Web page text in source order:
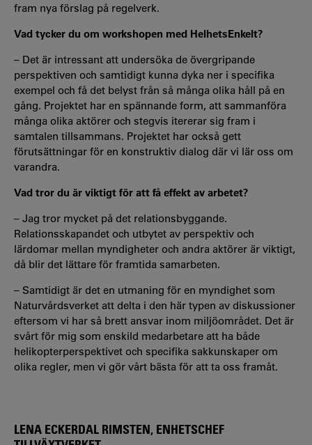
fram nya förslag på regelverk.
Vad tycker du om workshopen med HelhetsEnkelt?
– Det är intressant att undersöka de övergripande
perspektiven och samtidigt kunna dyka ner i specifika
exempel och få det belyst från så många olika håll på en
gång. Projektet har en spännande form, att sammanföra
många olika aktörer och stegvis itererar sig fram i
samtalen tillsammans. Projektet har också gett
förutsättningar för en konstruktiv dialog där vi lär oss om
varandra.
Vad tror du är viktigt för att få effekt av arbetet?
– Jag tror mycket på det relationsbyggande.
Relationsskapandet och utbytet av perspektiv och
lärdomar mellan myndigheter och andra aktörer är viktigt,
då blir det lättare för framtida samarbeten.
– Samtidigt är det en utmaning för en myndighet som
Naturvårdsverket att delta i den här typen av diskussioner
eftersom vi har så brett ansvar inom miljöområdet. Det är
svårt för mig som enskild medarbetare att ha både
helikopterperspektivet och specifika sakkunskaper om
olika regler, men vi gör vårt bästa för att ta oss framåt.
LENA ECKERDAL RIMSTEN, ENHETSCHEF